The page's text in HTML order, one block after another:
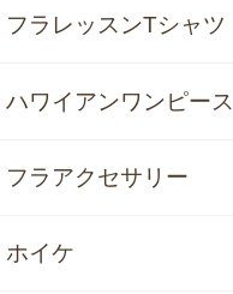
フラレッスンTシャツ
ハワイアンワンピー
フラアクセサリー
ホイケ